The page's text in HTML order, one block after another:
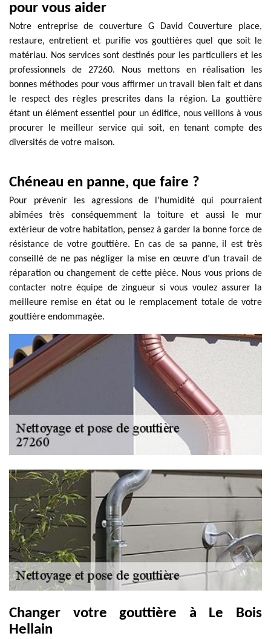
pour vous aider
Notre entreprise de couverture G David Couverture place,
restaure, entretient et purifie vos gouttières quel que soit le
matériau. Nos services sont destinés pour les particuliers et les
professionnels de 27260. Nous mettons en réalisation les
bonnes méthodes pour vous affirmer un travail bien fait et dans
le respect des règles prescrites dans la région. La gouttière
étant un élément essentiel pour un édifice, nous veillons à vous
procurer le meilleur service qui soit, en tenant compte des
diversités de votre maison.
Chéneau en panne, que faire ?
Pour prévenir les agressions de l’humidité qui pourraient
abîmées très conséquemment la toiture et aussi le mur
extérieur de votre habitation, pensez à garder la bonne force de
résistance de votre gouttière. En cas de sa panne, il est très
conseillé de ne pas négliger la mise en œuvre d’un travail de
réparation ou changement de cette pièce. Nous vous prions de
contacter notre équipe de zingueur si vous voulez assurer la
meilleure remise en état ou le remplacement totale de votre
gouttière endommagée.
Changer votre gouttière à Le Bois
Hellain